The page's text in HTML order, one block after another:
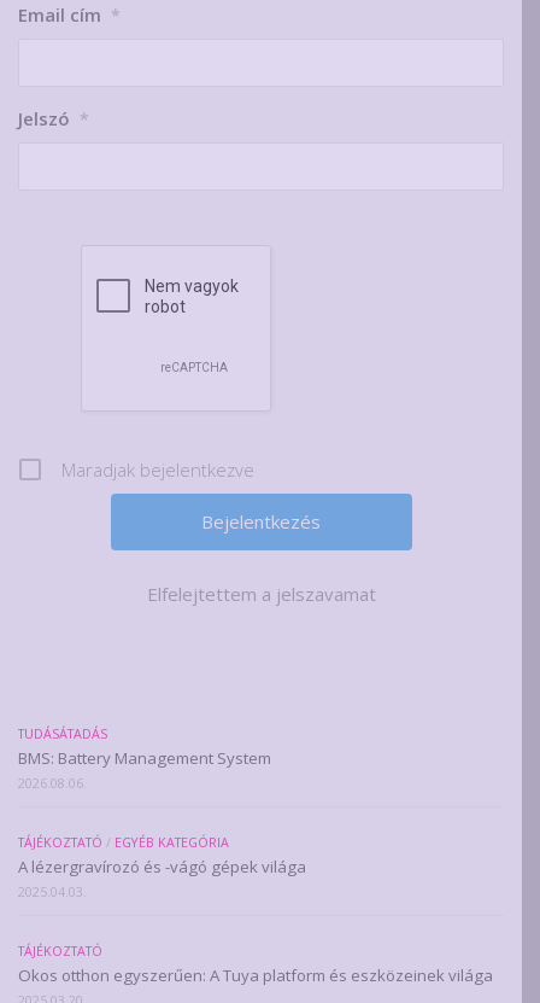
Email cím *
Jelszó *
Maradjak bejelentkezve
Elfelejtettem a jelszavamat
TUDÁSÁTADÁS
BMS: Battery Management System
2026.08.06.
TÁJÉKOZTATÓ / EGYÉB KATEGÓRIA
A lézergravírozó és -vágó gépek világa
2025.04.03.
TÁJÉKOZTATÓ
Okos otthon egyszerűen: A Tuya platform és eszközeinek világa